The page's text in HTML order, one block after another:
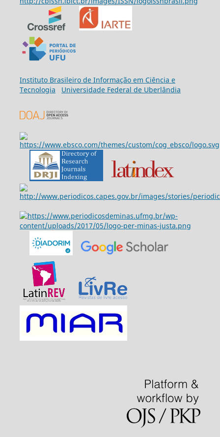
Instituto Brasileiro de Informação em Ciência e
Tecnologia
Universidade Federal de Uberlândia